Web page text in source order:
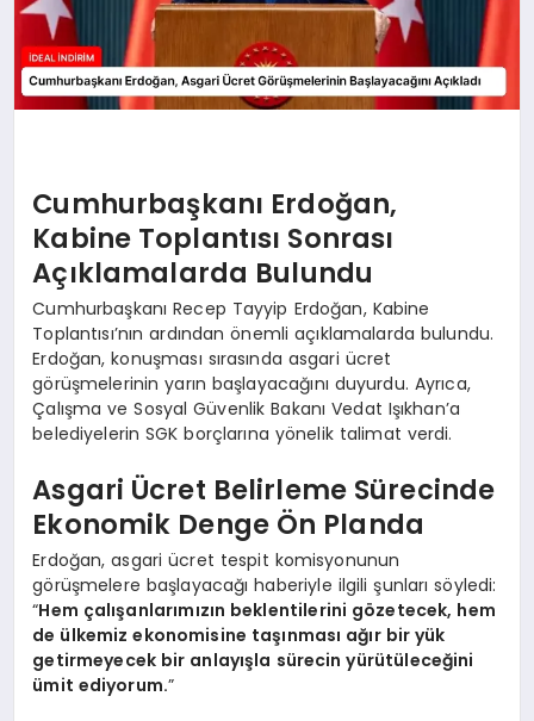
Cumhurbaşkanı Erdoğan,
Kabine Toplantısı Sonrası
Açıklamalarda Bulundu
Cumhurbaşkanı Recep Tayyip Erdoğan, Kabine
Toplantısı’nın ardından önemli açıklamalarda bulundu.
Erdoğan, konuşması sırasında asgari ücret
görüşmelerinin yarın başlayacağını duyurdu. Ayrıca,
Çalışma ve Sosyal Güvenlik Bakanı Vedat Işıkhan’a
belediyelerin SGK borçlarına yönelik talimat verdi.
Asgari Ücret Belirleme Sürecinde
Ekonomik Denge Ön Planda
Erdoğan, asgari ücret tespit komisyonunun
görüşmelere başlayacağı haberiyle ilgili şunları söyledi:
“Hem çalışanlarımızın beklentilerini gözetecek, hem
de ülkemiz ekonomisine taşınması ağır bir yük
getirmeyecek bir anlayışla sürecin yürütüleceğini
ümit ediyorum.”